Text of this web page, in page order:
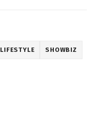
LIFESTYLE SHOWBIZ